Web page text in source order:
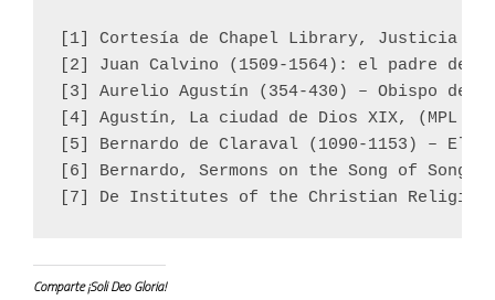
[1] Cortesía de Chapel Library, Justicia
[2] Juan Calvino (1509-1564): el padre de
[3] Aurelio Agustín (354-430) – Obispo de
[4] Agustín, La ciudad de Dios XIX, (MPL
[5] Bernardo de Claraval (1090-1153) – El
[6] Bernardo, Sermons on the Song of
[7] De Institutes of the Christian
Comparte ¡Soli Deo Gloria!